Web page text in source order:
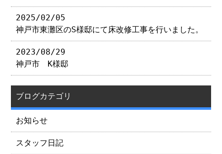
2025/02/05
神戸市東灘区のS様邸にて床改修工事を行いました。
2023/08/29
神戸市 K様邸
ブログカテゴリ
お知らせ
スタッフ日記